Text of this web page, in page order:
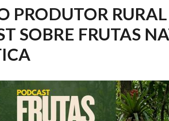
PRODUTOR
SOBRE FRUTAS